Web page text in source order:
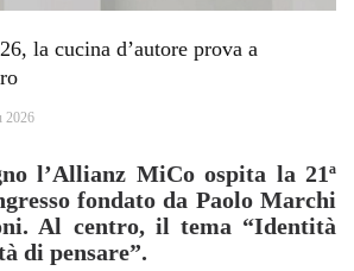
la cucina d’autore prova a
2026
l’Allianz MiCo ospita la 21ª
fondato da Paolo Marchi
Al centro, il tema “Identità
di pensare”.